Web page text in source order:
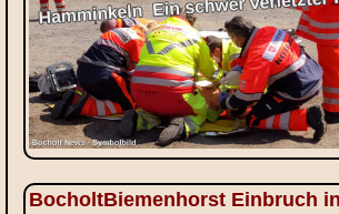
BocholtBiemenhorst Einbruch in